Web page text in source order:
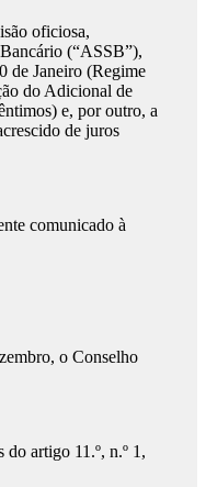
oficiosa,
(“ASSB”),
de Janeiro (Regime
do Adicional de
e, por outro, a
de juros
comunicado à
o Conselho
artigo 11.º, n.º 1,